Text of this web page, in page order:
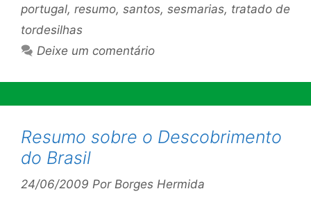
portugal, resumo, santos, sesmarias, tratado de
tordesilhas
Deixe um comentário
Resumo sobre o Descobrimento
do Brasil
24/06/2009 Por Borges Hermida